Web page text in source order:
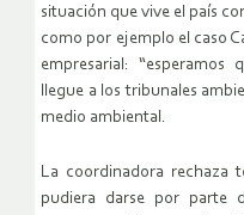
situación que vive el país
como por ejemplo el caso
empresarial:
llegue a los tribunales
medio ambiental.
La coordinadora rechaza
pudiera darse por parte